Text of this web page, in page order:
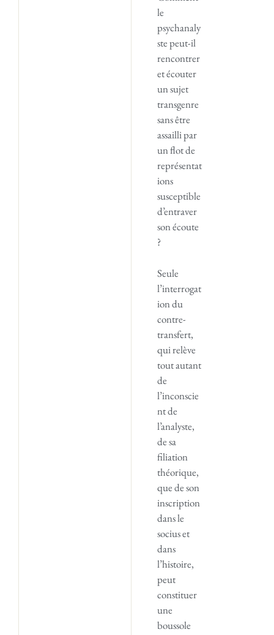
le
psychanaly
ste peut-il
rencontrer
et écouter
un sujet
transgenre
sans être
assailli par
un flot de
représentat
ions
susceptible
d’entraver
son écoute
?
Seule
l’interrogat
ion du
contre-
transfert,
qui relève
tout autant
de
l’inconscie
nt de
l’analyste,
de sa
filiation
théorique,
que de son
inscription
dans le
socius et
dans
l’histoire,
peut
constituer
une
boussole